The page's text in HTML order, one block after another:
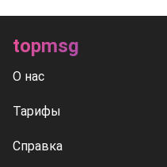
topmsg
О нас
Тарифы
Справка